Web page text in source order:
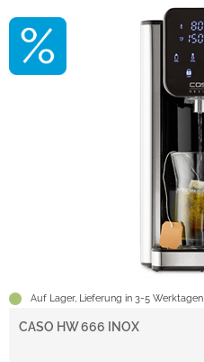
Auf Lager, Lieferung in 3-5 Werktagen
CASO HW 666 INOX